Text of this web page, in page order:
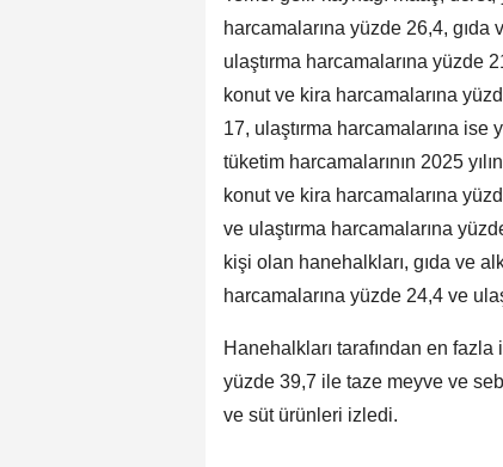
harcamalarına yüzde 26,4,
ulaştırma harcamalarına yüzde
konut ve kira harcamalarına
17, ulaştırma harcamalarına ise
tüketim harcamalarının 2025
konut ve kira harcamalarına
ve ulaştırma harcamalarına
kişi olan hanehalkları, gıda ve
harcamalarına yüzde 24,4 ve
Hanehalkları tarafından en
yüzde 39,7 ile taze meyve ve
ve süt ürünleri izledi.